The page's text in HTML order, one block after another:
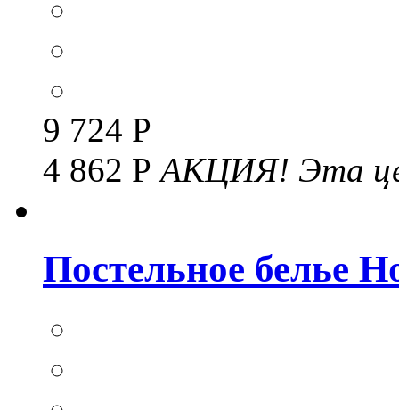
9 724 Р
4 862 Р АКЦИЯ! Эта
Постельное белье